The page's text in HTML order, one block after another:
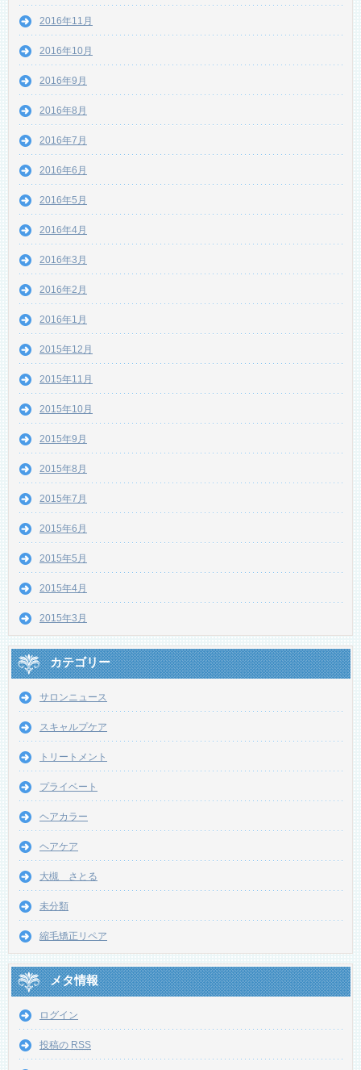
2016年11月
2016年10月
2016年9月
2016年8月
2016年7月
2016年6月
2016年5月
2016年4月
2016年3月
2016年2月
2016年1月
2015年12月
2015年11月
2015年10月
2015年9月
2015年8月
2015年7月
2015年6月
2015年5月
2015年4月
2015年3月
カテゴリー
サロンニュース
スキャルプケア
トリートメント
プライベート
ヘアカラー
ヘアケア
大槻 さとる
未分類
縮毛矯正リペア
メタ情報
ログイン
投稿の RSS